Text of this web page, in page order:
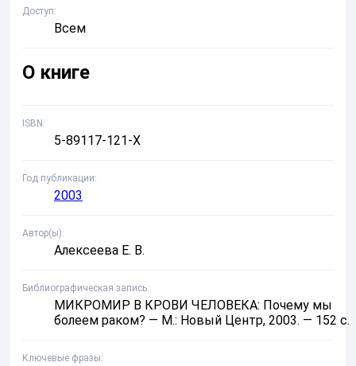
Доступ
Всем
О книге
ISBN
5-89117-121-Х
Год публикации
2003
Автор(ы)
Алексеева Е. В.
Библиографическая запись
МИКРОМИР В КРОВИ ЧЕЛОВЕКА: Почему мы
болеем раком? — М.: Новый Центр, 2003. — 152 с.
Ключевые фразы